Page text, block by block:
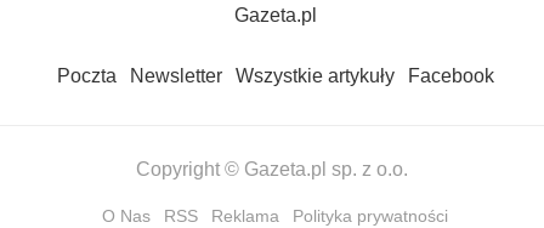
Gazeta.pl
Poczta Newsletter Wszystkie artykuły Facebook
Copyright © Gazeta.pl sp. z o.o.
O Nas RSS Reklama Polityka prywatności